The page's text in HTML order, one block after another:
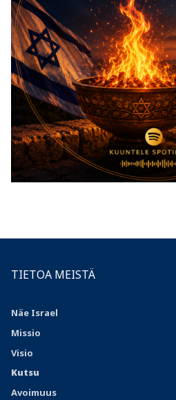
TIETOA MEISTÄ
Näe Israel
Missio
Visio
Kutsu
Avoimuus